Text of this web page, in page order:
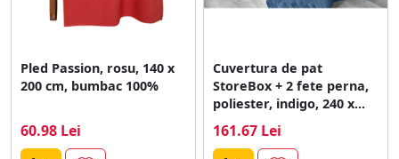
Pled Passion, rosu, 140 x
200 cm, bumbac 100%
60.98 Lei
Cuvertura de pat
StoreBox + 2 fete perna,
poliester, indigo, 240 x...
161.67 Lei